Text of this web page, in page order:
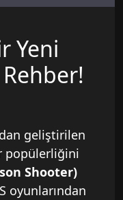
Yeni
geliştirilen
popülerliğini
Shooter)
oyunlarından